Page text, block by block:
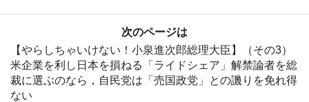
次のページは
【やらしちゃいけない！小泉進次郎総理大臣】（その3）
米企業を利し日本を損ねる「ライドシェア」解禁論者を総
裁に選ぶのなら，自民党は「売国政党」との譏りを免れ得
ない